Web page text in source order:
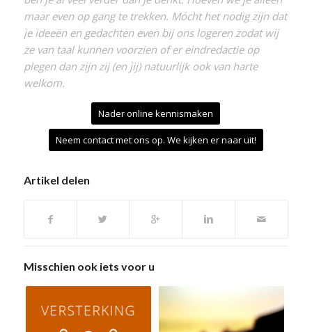
maar even op gang te trekken. Mócht het nodig zijn dat
je ideeën en gedachten even bij ons logeren zodat wij
ze van taal kunnen voorzien of er eindredactie op
plegen dan zijn zij (en jij) natuurlijk ook van harte
welkom.
Nader online kennismaken
Neem contact met ons op. We kijken er naar uit!
Artikel delen
Misschien ook iets voor u